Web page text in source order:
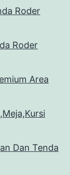
Roder
Roder
Area
Dan Tenda